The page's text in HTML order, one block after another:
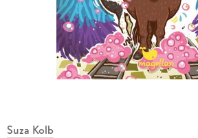
Suza Kolb